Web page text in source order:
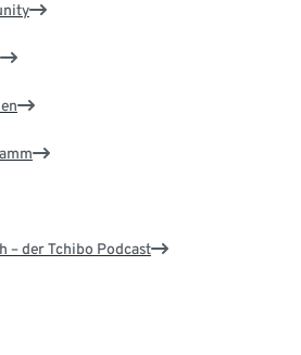
– der Tchibo Podcast